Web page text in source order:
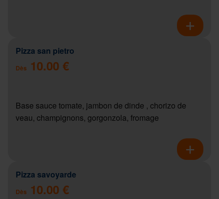
Pizza san pietro
Dès 10.00 €
Base sauce tomate, jambon de dinde , chorizo de
veau, champignons, gorgonzola, fromage
Pizza savoyarde
Dès 10.00 €